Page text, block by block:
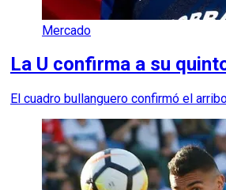
Mercado
La U confirma a su
El cuadro bullanguero confirmó el